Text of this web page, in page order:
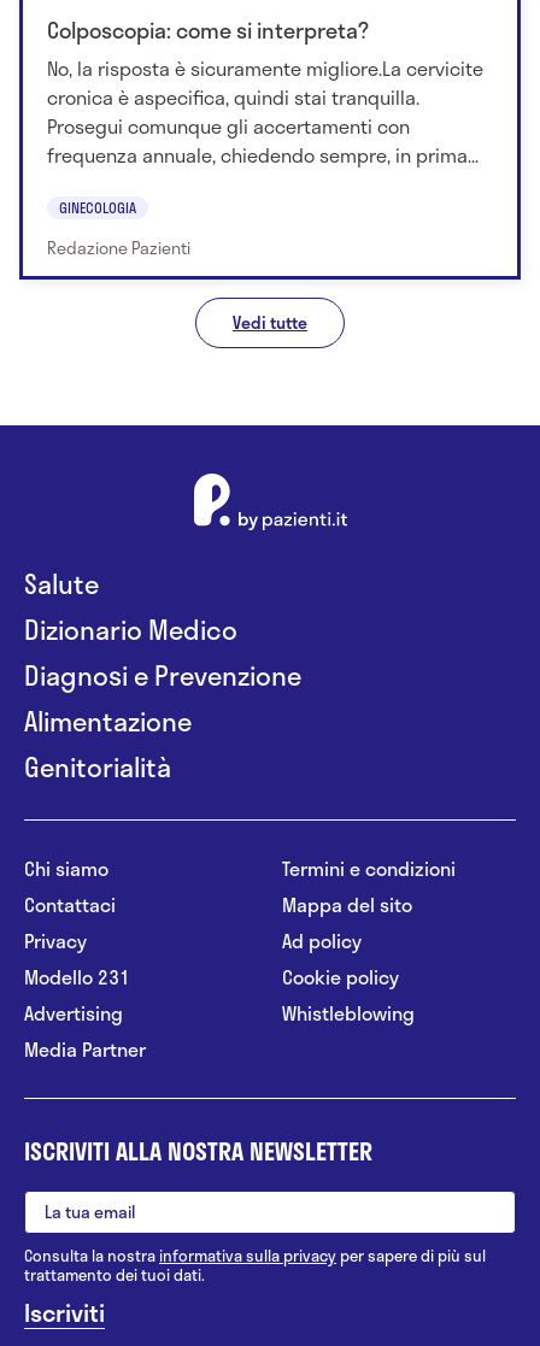
Colposcopia: come si interpreta?
No, la risposta è sicuramente migliore.La cervicite
cronica è aspecifica, quindi stai tranquilla.
Prosegui comunque gli accertamenti con
frequenza annuale, chiedendo sempre, in prima...
GINECOLOGIA
Redazione Pazienti
Vedi tutte
Salute
Dizionario Medico
Diagnosi e Prevenzione
Alimentazione
Genitorialità
Chi siamo
Contattaci
Privacy
Modello 231
Advertising
Media Partner
Termini e condizioni
Mappa del sito
Ad policy
Cookie policy
Whistleblowing
ISCRIVITI ALLA NOSTRA NEWSLETTER
Consulta la nostrainformativa sulla privacy per sapere di più sul
trattamento dei tuoi dati.